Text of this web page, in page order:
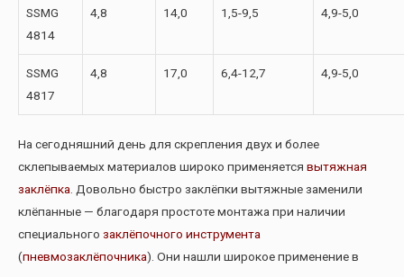
SSMG
4814
4,8 14,0 1,5-9,5 4,9-5,0
SSMG
4817
4,8 17,0 6,4-12,7 4,9-5,0
На сегодняшний день для скрепления двух и более
склепываемых материалов широко применяется вытяжная
заклёпка. Довольно быстро заклёпки вытяжные заменили
клёпанные — благодаря простоте монтажа при наличии
специального заклёпочного инструмента
(пневмозаклёпочника). Они нашли широкое применение в